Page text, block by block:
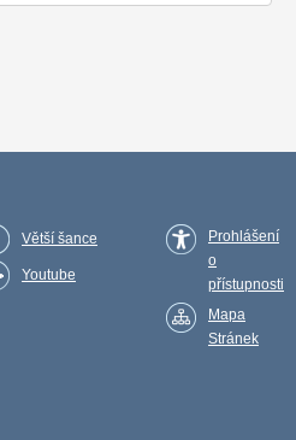
Větší šance
Youtube
Prohlášení
o
přístupnosti
Mapa
Stránek